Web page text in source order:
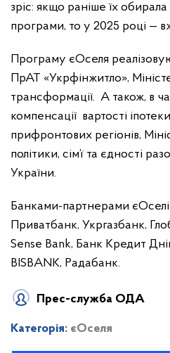
зріс: якщо раніше їх
програми, то у 2025 році —
Програму єОселя
ПрАТ «Укрфінжитло»,
трансформації. А також, в
компенсації вартості
прифронтових регіонів,
політики, сім’ї та єдності
України.
Банками-партнерами
Приватбанк, Укргазбанк,
Sense Bank, Банк Кредит
BISBANK, Радабанк.
Прес-служба ОДА
Категорія: єОселя